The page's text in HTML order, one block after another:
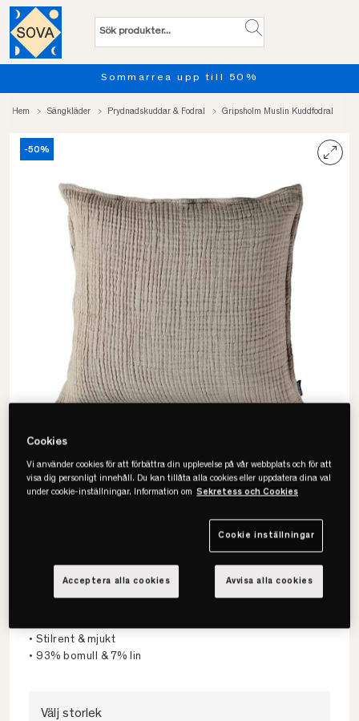
Sommarrea upp till 50%
Hem Sängkläder Prydnadskuddar & Fodral Gripsholm Muslin Kuddfodral
-50%
Gripsholm
Muslin Kuddfodral
• Stilrent & mjukt
• 93% bomull & 7% lin
Välj storlek
Cookies
Vi använder cookies för att förbättra din upplevelse på vår webbplats och för att
visa dig personligt innehåll. Du kan tillåta alla cookies eller uppdatera dina val
under cookie-inställningar. Information om Sekretess och Cookies
Cookie inställningar
Avvisa alla cookies
Acceptera alla cookies